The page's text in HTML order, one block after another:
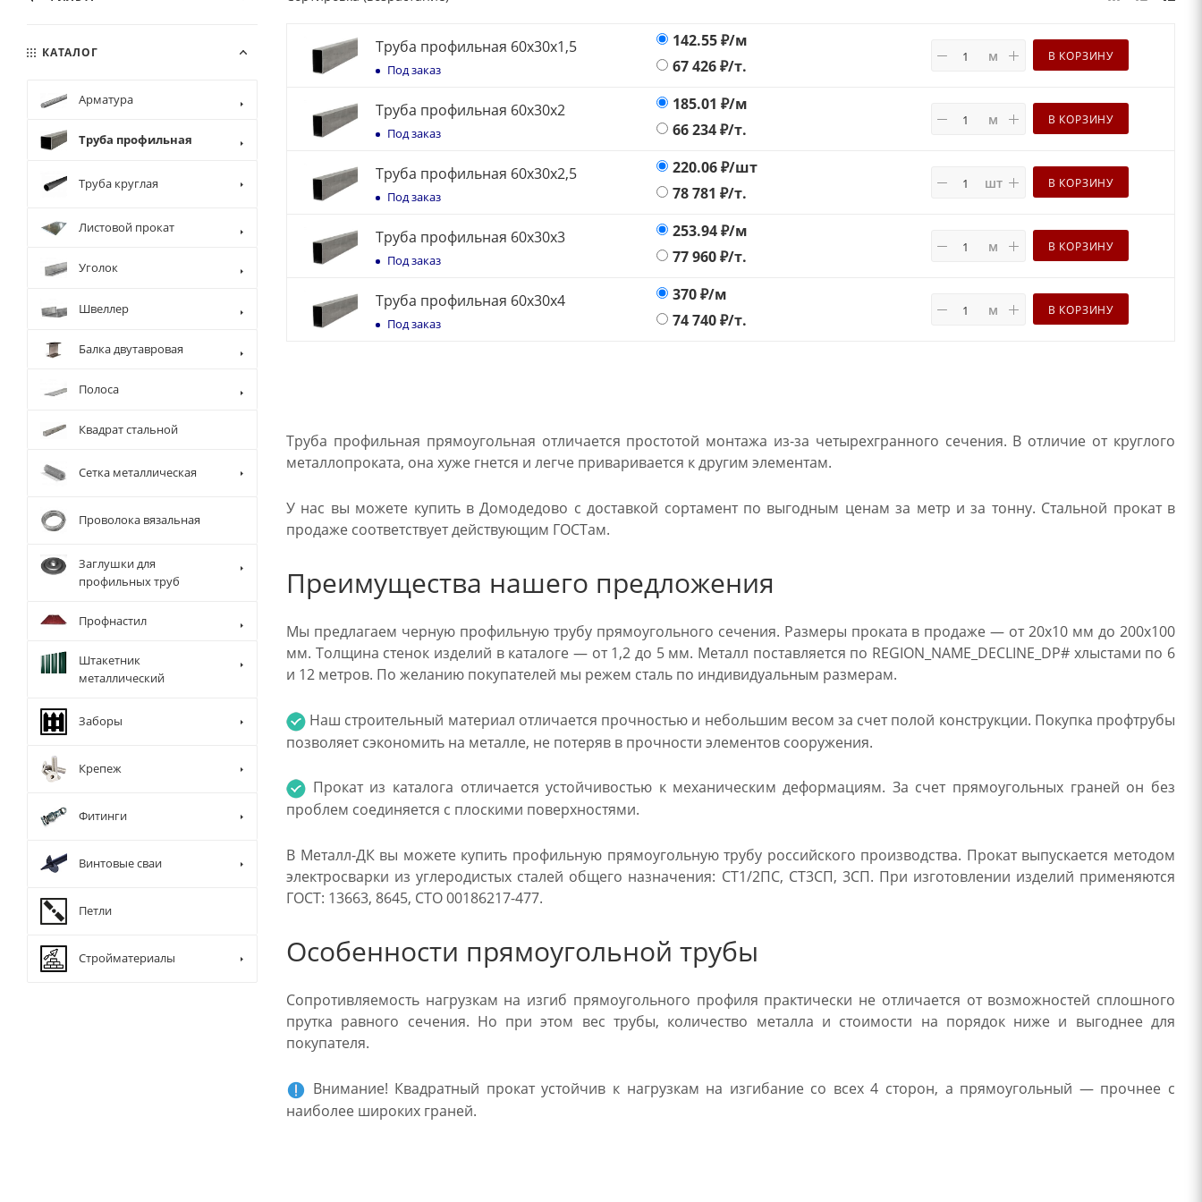
Труба профильная 60х30х1,5
Под заказ
142.55₽/м
67 426₽/т.
м В КОРЗИНУ
Труба профильная 60х30х2
Под заказ
185.01 ₽/м
66 234₽/т.
м В КОРЗИНУ
Труба профильная 60х30х2,5
Под заказ
220.06₽/шт
78 781 ₽/т.
шт В КОРЗИНУ
Труба профильная 60х30х3
Под заказ
253.94₽/м
77 960₽/т.
м В КОРЗИНУ
Труба профильная 60х30х4
Под заказ
370₽/м
74 740₽/т.
м В КОРЗИНУ
Труба профильная прямоугольная отличается простотой монтажа из-за четырехгранного сечения. В отличие от круглого
металлопроката, она хуже гнется и легче приваривается к другим элементам.
У нас вы можете купить в Домодедово с доставкой сортамент по выгодным ценам за метр и за тонну. Стальной прокат в
продаже соответствует действующим ГОСТам.
Преимущества нашего предложения
Мы предлагаем черную профильную трубу прямоугольного сечения. Размеры проката в продаже — от 20х10 мм до 200х100
мм. Толщина стенок изделий в каталоге — от 1,2 до 5 мм. Металл поставляется по REGION_NAME_DECLINE_DP# хлыстами по 6
и 12 метров. По желанию покупателей мы режем сталь по индивидуальным размерам.
Наш строительный материал отличается прочностью и небольшим весом за счет полой конструкции. Покупка профтрубы
позволяет сэкономить на металле, не потеряв в прочности элементов сооружения.
Прокат из каталога отличается устойчивостью к механическим деформациям. За счет прямоугольных граней он без
проблем соединяется с плоскими поверхностями.
В Металл-ДК вы можете купить профильную прямоугольную трубу российского производства. Прокат выпускается методом
электросварки из углеродистых сталей общего назначения: СТ1/2ПС, СТ3СП, 3СП. При изготовлении изделий применяются
ГОСТ: 13663, 8645, СТО 00186217-477.
Особенности прямоугольной трубы
Сопротивляемость нагрузкам на изгиб прямоугольного профиля практически не отличается от возможностей сплошного
прутка равного сечения. Но при этом вес трубы, количество металла и стоимости на порядок ниже и выгоднее для
покупателя.
Внимание! Квадратный прокат устойчив к нагрузкам на изгибание со всех 4 сторон, а прямоугольный — прочнее с
наиболее широких граней.
КАТАЛОГ
Арматура
Труба профильная
Труба круглая
Листовой прокат
Уголок
Швеллер
Балка двутавровая
Полоса
Квадрат стальной
Сетка металлическая
Проволока вязальная
Заглушки для
профильных труб
Профнастил
Штакетник
металлический
Заборы
Крепеж
Фитинги
Винтовые сваи
Петли
Стройматериалы